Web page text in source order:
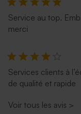
Service au top.
merci
Services clients à
de qualité et rapide
Voir tous les avis >